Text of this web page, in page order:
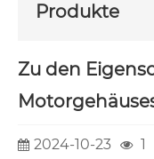
Produkte
Zu den
2024-10-23
1